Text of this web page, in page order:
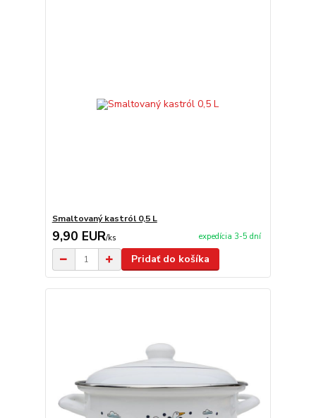
Smaltovaný kastról 0,5 L
9,90 EUR/ks expedícia 3-5 dní
Pridať do košíka